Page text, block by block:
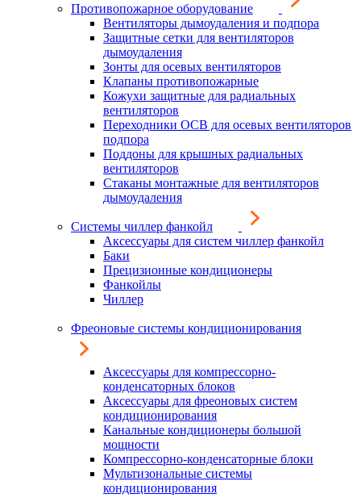
Противопожарное оборудование
Вентиляторы дымоудаления и подпора
Защитные сетки для вентиляторов
дымоудаления
Зонты для осевых вентиляторов
Клапаны противопожарные
Кожухи защитные для радиальных
вентиляторов
Переходники ОСВ для осевых вентиляторов
подпора
Поддоны для крышных радиальных
вентиляторов
Стаканы монтажные для вентиляторов
дымоудаления
Системы чиллер фанкойл
Аксессуары для систем чиллер фанкойл
Баки
Прецизионные кондиционеры
Фанкойлы
Чиллер
Фреоновые системы кондиционирования
Аксессуары для компрессорно-
конденсаторных блоков
Аксессуары для фреоновых систем
кондиционирования
Канальные кондиционеры большой
мощности
Компрессорно-конденсаторные блоки
Мультизональные системы
кондиционирования